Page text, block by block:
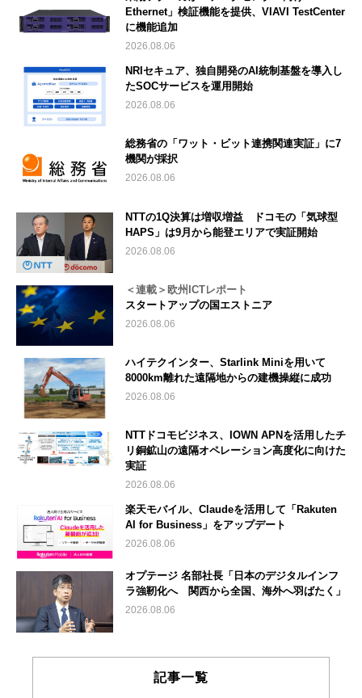
Ethernet」検証機能を提供、VIAVI TestCenter
に機能追加
2026.08.06
NRIセキュア、独自開発のAI統制基盤を導入し
たSOCサービスを運用開始
2026.08.06
総務省の「ワット・ビット連携関連実証」に7
機関が採択
2026.08.06
NTTの1Q決算は増収増益 ドコモの「気球型
HAPS」は9月から能登エリアで実証開始
2026.08.06
＜連載＞欧州ICTレポート
スタートアップの国エストニア
2026.08.06
ハイテクインター、Starlink Miniを用いて
8000km離れた遠隔地からの建機操縦に成功
2026.08.06
NTTドコモビジネス、IOWN APNを活用したチ
リ銅鉱山の遠隔オペレーション高度化に向けた
実証
2026.08.06
楽天モバイル、Claudeを活用して「Rakuten
AI for Business」をアップデート
2026.08.06
オプテージ 名部社長「日本のデジタルインフ
ラ強靭化へ 関西から全国、海外へ羽ばたく」
2026.08.06
記事一覧